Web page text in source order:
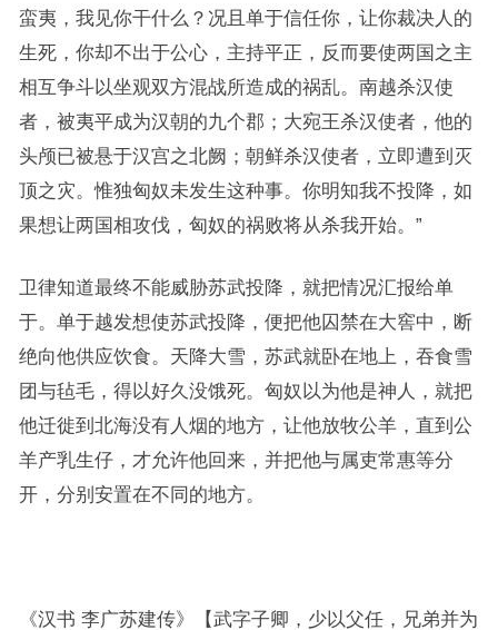
蛮夷，我见你干什么？况且单于信任你，让你裁决人的
生死，你却不出于公心，主持平正，反而要使两国之主
相互争斗以坐观双方混战所造成的祸乱。南越杀汉使
者，被夷平成为汉朝的九个郡；大宛王杀汉使者，他的
头颅已被悬于汉宫之北阙；朝鲜杀汉使者，立即遭到灭
顶之灾。惟独匈奴未发生这种事。你明知我不投降，如
果想让两国相攻伐，匈奴的祸败将从杀我开始。”
卫律知道最终不能威胁苏武投降，就把情况汇报给单
于。单于越发想使苏武投降，便把他囚禁在大窖中，断
绝向他供应饮食。天降大雪，苏武就卧在地上，吞食雪
团与毡毛，得以好久没饿死。匈奴以为他是神人，就把
他迁徙到北海没有人烟的地方，让他放牧公羊，直到公
羊产乳生仔，才允许他回来，并把他与属吏常惠等分
开，分别安置在不同的地方。
《汉书 李广苏建传》【武字子卿，少以父任，兄弟并为